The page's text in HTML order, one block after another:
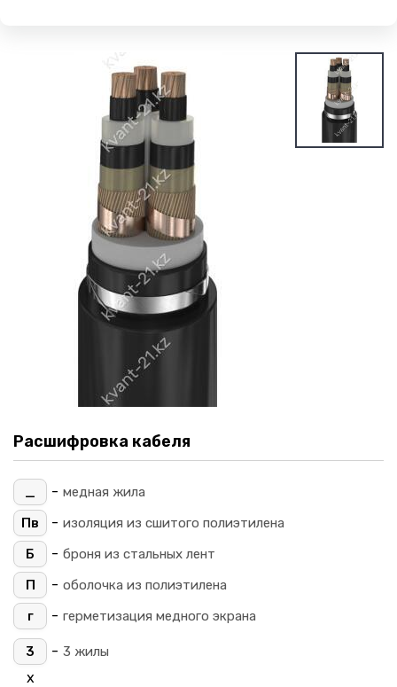
Расшифровка кабеля
_ - медная жила
Пв
- изоляция из сшитого полиэтилена
Б
- броня из стальных лент
П
- оболочка из полиэтилена
г
- герметизация медного экрана
3 - 3 жилы
х